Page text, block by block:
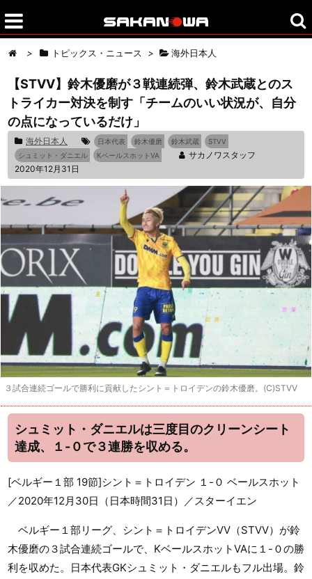
> トピックス・ニュース > 海外日本人
【STVV】鈴木優磨が３戦連続弾、鈴木武蔵とのス
トライカー対決を制す「チームのいい状況が、自分
の点になっているだけ」
海外日本人 日本代表 鈴木優磨 鈴木武蔵
STVV
シュミット・ダニエル
KベールスホットVA
サカノワスタッフ
2020年12月31日
３試合連続ゴールで勝利に貢献したシント＝トロイデンの鈴木優磨。(C)STVV
シュミット・ダニエルは三度目のクリーンシート
達成、１-０で３連勝を収める。
[ベルギー１部 19節]シント＝トロイデン １-０ ベールスホット
／2020年12月30日（日本時間31日）／スターイエン
ベルギー１部リーグ、シント＝トロイデンVV（STVV）が鈴
木優磨の３試合連続ゴールで、KベールスホットVAに１-０の勝
利を収めた。日本代表GKシュミット・ダニエルもフル出場。鈴